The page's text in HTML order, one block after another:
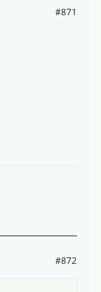
#871
#872